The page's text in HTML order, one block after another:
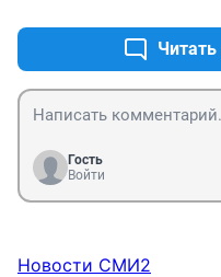
Гость
Войти
Новости СМИ2